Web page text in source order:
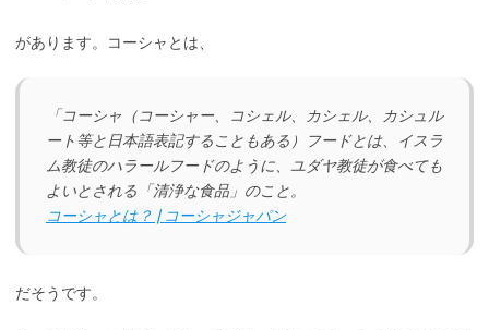
があります。コーシャとは、
「コーシャ（コーシャー、コシェル、カシェル、カシュル
ート等と日本語表記することもある）フードとは、イスラ
ム教徒のハラールフードのように、ユダヤ教徒が食べても
よいとされる「清浄な食品」のこと。
コーシャとは？ | コーシャジャパン
だそうです。